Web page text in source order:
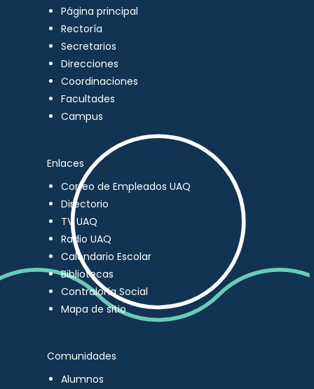
Página principal
Rectoría
Secretarios
Direcciones
Coordinaciones
Facultades
Campus
Enlaces
Correo de Empleados UAQ
Directorio
TV UAQ
Radio UAQ
Calendario Escolar
Bibliotecas
Contraloría Social
Mapa de sitio
Comunidades
Alumnos